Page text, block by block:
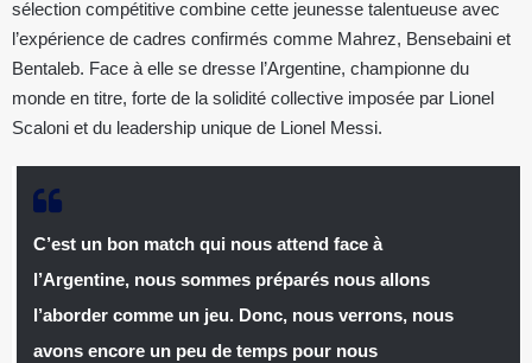
sélection compétitive combine cette jeunesse talentueuse avec
l’expérience de cadres confirmés comme Mahrez, Bensebaini et
Bentaleb. Face à elle se dresse l’Argentine, championne du
monde en titre, forte de la solidité collective imposée par Lionel
Scaloni et du leadership unique de Lionel Messi.
C’est un bon match qui nous attend face à
l’Argentine, nous sommes préparés nous allons
l’aborder comme un jeu. Donc, nous verrons, nous
avons encore un peu de temps pour nous